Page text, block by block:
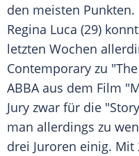
den meisten
Regina Luca (29)
letzten Wochen
Contemporary zu
ABBA aus dem Film
Jury zwar für die
man allerdings zu
drei Juroren einig.